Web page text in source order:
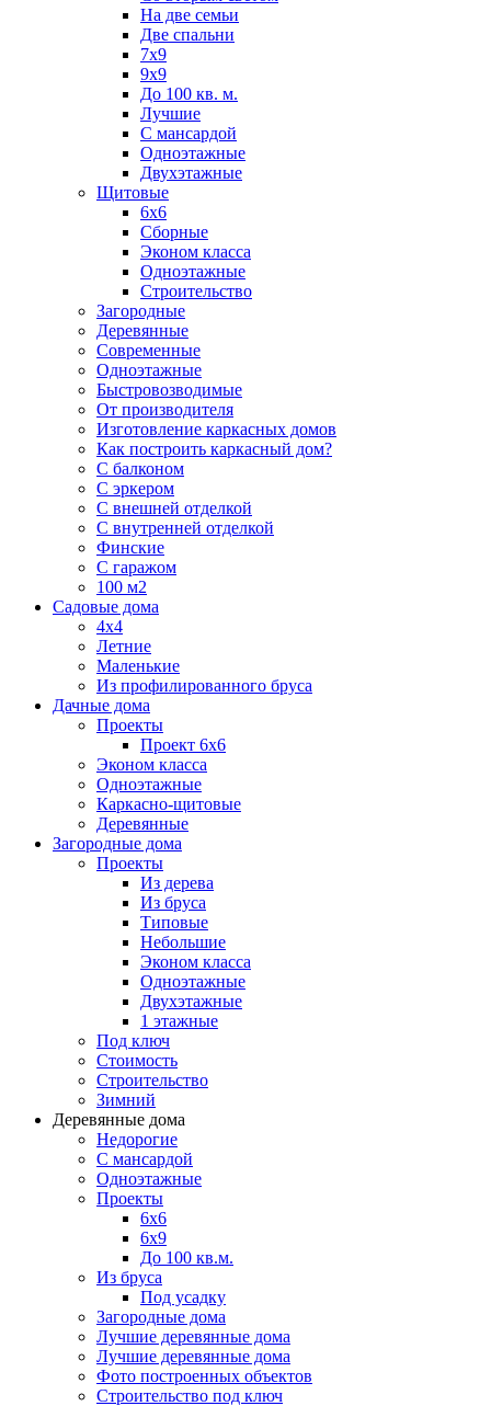
На две семьи
Две спальни
7х9
9х9
До 100 кв. м.
Лучшие
С мансардой
Одноэтажные
Двухэтажные
Щитовые
6х6
Сборные
Эконом класса
Одноэтажные
Строительство
Загородные
Деревянные
Современные
Одноэтажные
Быстровозводимые
От производителя
Изготовление каркасных домов
Как построить каркасный дом?
С балконом
С эркером
С внешней отделкой
С внутренней отделкой
Финские
С гаражом
100 м2
Садовые дома
4х4
Летние
Маленькие
Из профилированного бруса
Дачные дома
Проекты
Проект 6х6
Эконом класса
Одноэтажные
Каркасно-щитовые
Деревянные
Загородные дома
Проекты
Из дерева
Из бруса
Типовые
Небольшие
Эконом класса
Одноэтажные
Двухэтажные
1 этажные
Под ключ
Стоимость
Строительство
Зимний
Деревянные дома
Недорогие
С мансардой
Одноэтажные
Проекты
6х6
6х9
До 100 кв.м.
Из бруса
Под усадку
Загородные дома
Лучшие деревянные дома
Лучшие деревянные дома
Фото построенных объектов
Строительство под ключ